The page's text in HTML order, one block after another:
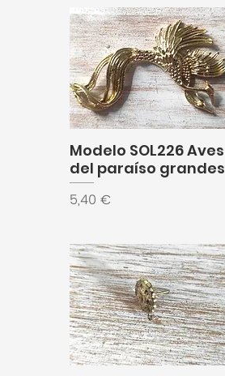
Modelo SOL226 Aves
del paraíso grandes
Precio
5,40 €